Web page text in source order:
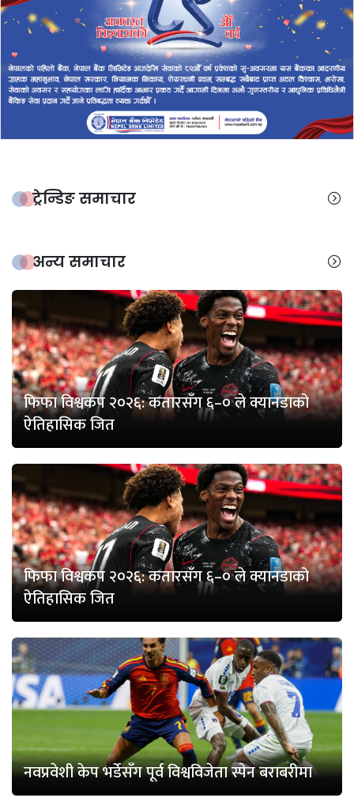
ट्रेन्डिङ समाचार
अन्य समाचार
फिफा विश्वकप २०२६: कतारसँग ६–० ले क्यानडाको
ऐतिहासिक जित
फिफा विश्वकप २०२६: कतारसँग ६–० ले क्यानडाको
ऐतिहासिक जित
नवप्रवेशी केप भर्डेसँग पूर्व विश्वविजेता स्पेन बराबरीमा